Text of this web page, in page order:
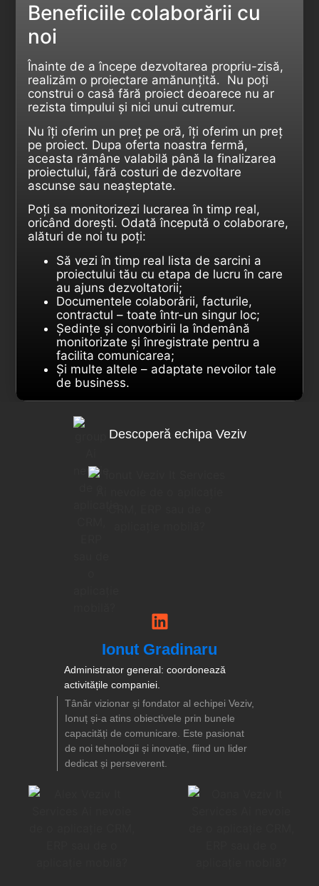
Beneficiile colaborării cu
noi
Înainte de a începe dezvoltarea propriu-zisă,
realizăm o proiectare amănunțită. Nu poți
construi o casă fără proiect deoarece nu ar
rezista timpului și nici unui cutremur.
Nu îți oferim un preț pe oră, îți oferim un preț
pe proiect. Dupa oferta noastra fermă,
aceasta rămâne valabilă până la finalizarea
proiectului, fără costuri de dezvoltare
ascunse sau neașteptate.
Poți sa monitorizezi lucrarea în timp real,
oricând dorești. Odată începută o colaborare,
alături de noi tu poți:
Să vezi în timp real lista de sarcini a
proiectului tău cu etapa de lucru în care
au ajuns dezvoltatorii;
Documentele colaborării, facturile,
contractul – toate într-un singur loc;
Ședințe și convorbirii la îndemână
monitorizate și înregistrate pentru a
facilita comunicarea;
Și multe altele – adaptate nevoilor tale
de business.
Descoperă echipa Veziv
Ionut Gradinaru
Administrator general: coordonează
activitățile companiei.
Tânăr vizionar și fondator al echipei Veziv,
Ionuț și-a atins obiectivele prin bunele
capacități de comunicare. Este pasionat
de noi tehnologii și inovație, fiind un lider
dedicat și perseverent.